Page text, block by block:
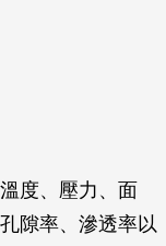
度、壓力、面
隙率、滲透率以